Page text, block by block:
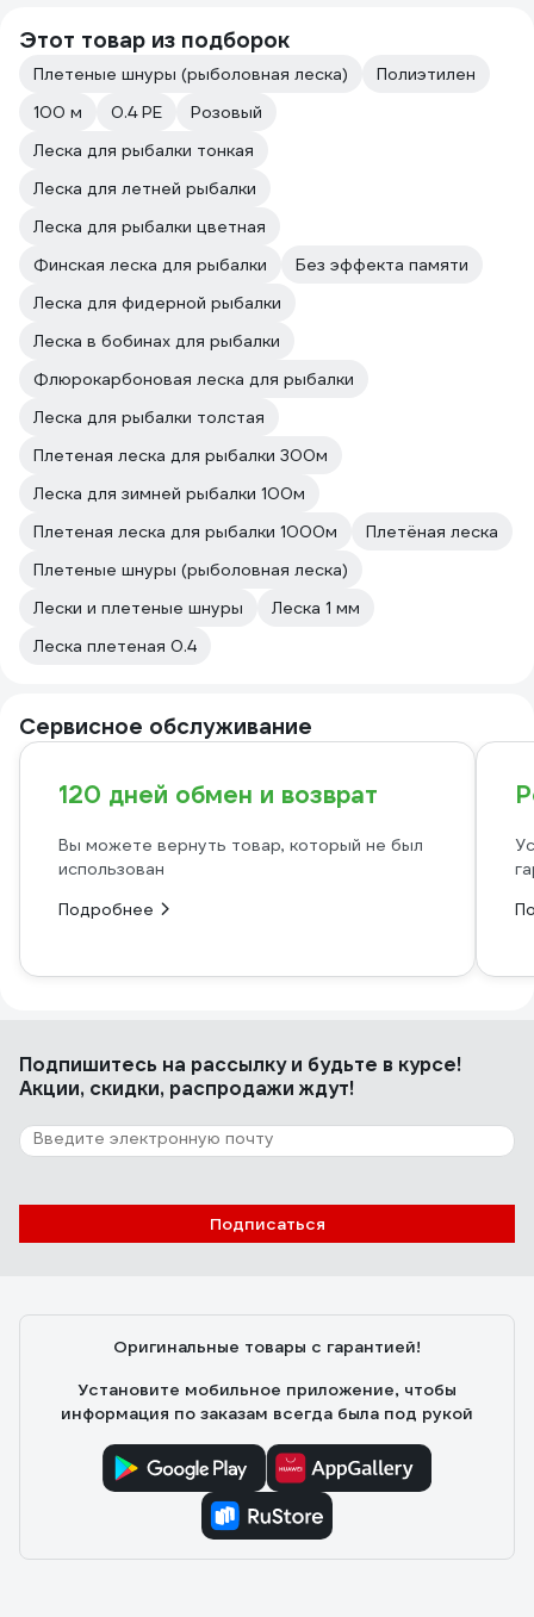
Этот товар из подборок
Плетеные шнуры (рыболовная леска)
Полиэтилен
100 м
0.4 PE
Розовый
Леска для рыбалки тонкая
Леска для летней рыбалки
Леска для рыбалки цветная
Финская леска для рыбалки
Без эффекта памяти
Леска для фидерной рыбалки
Леска в бобинах для рыбалки
Флюрокарбоновая леска для рыбалки
Леска для рыбалки толстая
Плетeная леска для рыбалки 300м
Леска для зимней рыбалки 100м
Плетeная леска для рыбалки 1000м
Плетёная леска
Плетеные шнуры (рыболовная леска)
Лески и плетеные шнуры
Леска 1 мм
Леска плетеная 0.4
Сервисное обслуживание
120 дней обмен и возврат
Вы можете вернуть товар, который не был
использован
Подробнее
Подпишитесь на рассылкуи будьте в курсе!
Акции, скидки, распродажи ждут!
Подписаться
Оригинальные товары с гарантией!
Установите мобильное приложение, чтобы
информация по заказам всегда была под рукой